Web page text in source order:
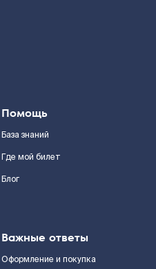
Помощь
База знаний
Где мой билет
Блог
Важные ответы
Оформление и покупка